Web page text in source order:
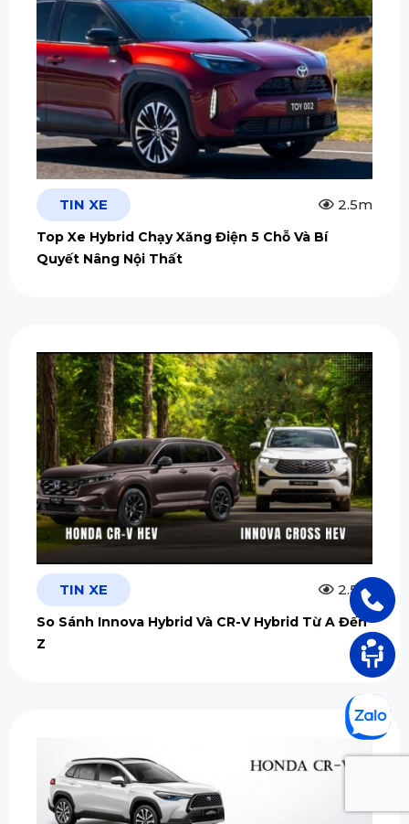
TIN XE 2.5m
Top Xe Hybrid Chạy Xăng Điện 5 Chỗ Và Bí
Quyết Nâng Nội Thất
TIN XE 2.5m
So Sánh Innova Hybrid Và CR-V Hybrid Từ A Đến
Z